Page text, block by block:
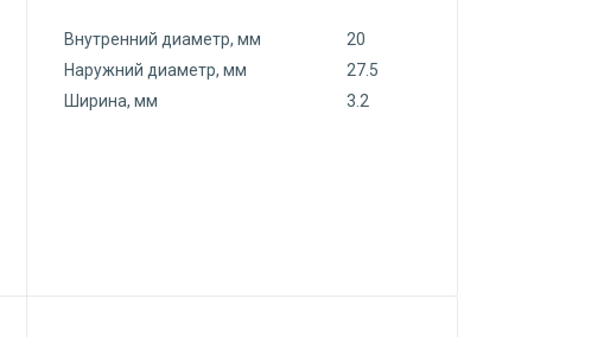
Внутренний диаметр, мм
20
Наружний диаметр, мм
27.5
Ширина, мм
3.2